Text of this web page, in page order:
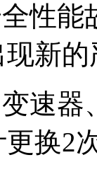
全性
新
变速
换2